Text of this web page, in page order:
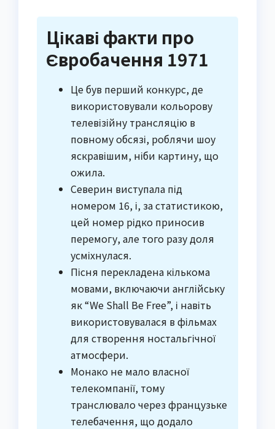
Цікаві факти про
Євробачення 1971
Це був перший конкурс, де
використовували кольорову
телевізійну трансляцію в
повному обсязі, роблячи шоу
яскравішим, ніби картину, що
ожила.
Северин виступала під
номером 16, і, за статистикою,
цей номер рідко приносив
перемогу, але того разу доля
усміхнулася.
Пісня перекладена кількома
мовами, включаючи англійську
як “We Shall Be Free”, і навіть
використовувалася в фільмах
для створення ностальгічної
атмосфери.
Монако не мало власної
телекомпанії, тому
транслювало через французьке
телебачення, що додало